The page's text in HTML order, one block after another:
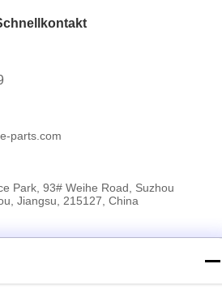
parts.com
Park, 93# Weihe Road, Suzhou
Jiangsu, 215127, China
Teile Lieferant. Copyright ©